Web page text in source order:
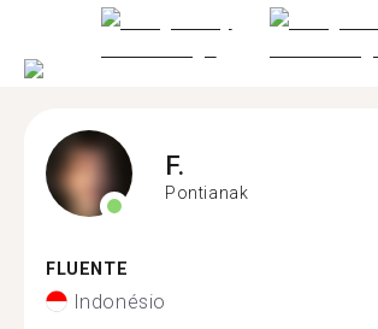
F.
Pontianak
FLUENTE
Indonésio